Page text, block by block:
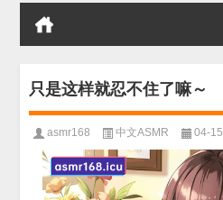
只是这样就忍不住了嘛～
asmr168 中文ASMR 04-15